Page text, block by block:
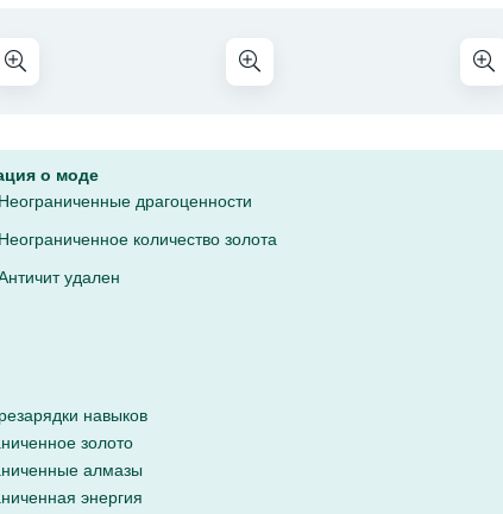
о моде
Неограниченные драгоценности
Неограниченное количество золота
удален
навыков
золото
алмазы
энергия